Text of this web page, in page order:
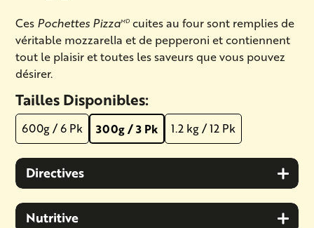
Ces Pochettes PizzaMD cuites au four sont remplies de
véritable mozzarella et de pepperoni et contiennent
tout le plaisir et toutes les saveurs que vous pouvez
désirer.
Tailles Disponibles:
600g / 6 Pk 300g / 3 Pk 1.2 kg / 12 Pk
Directives
Nutritive